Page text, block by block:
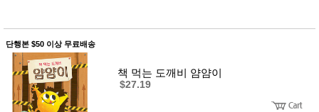
단행본 $50 이상 무료배송
책 먹는 도깨비 얌얌이
$27.19